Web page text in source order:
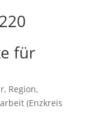
für
, Region,
(Enzkreis